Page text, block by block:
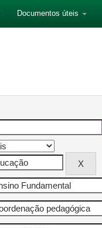
Documentos úteis